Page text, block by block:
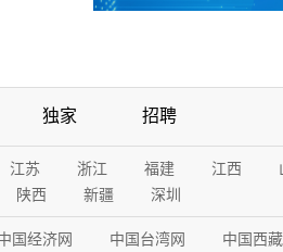
独家 招聘
江苏 浙江 福建 江西
陕西
新疆 深圳
国经济网 中国台湾网 中国西